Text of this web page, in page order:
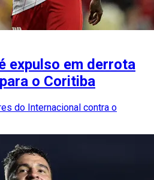
expulso em derrota
o Coritiba
do Internacional contra o